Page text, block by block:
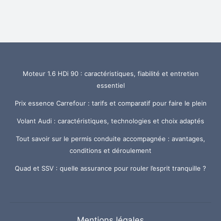
Moteur 1.6 HDi 90 : caractéristiques, fiabilité et entretien
essentiel
Prix essence Carrefour : tarifs et comparatif pour faire le plein
Volant Audi : caractéristiques, technologies et choix adaptés
Tout savoir sur le permis conduite accompagnée : avantages,
conditions et déroulement
Quad et SSV : quelle assurance pour rouler l’esprit tranquille ?